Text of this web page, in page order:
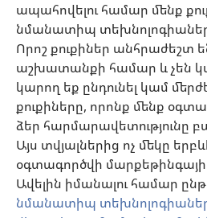
ապահովելու համար մենք
նմանատիպ տեխնոլոգիաներ
Որոշ քուքիներ անհրաժեշտ
աշխատանքի համար և չեն
կարող եք ընդունել կամ
քուքիները, որոնք մենք
ձեր հարմարավետությունը
Այս տվյալներից ոչ մեկը
օգտագործվի
Ավելին իմանալու համար
նմանատիպ
Նվիրատվություններ
(բացվում
է
նոր
պատուհան)
Դիտարանի ՕՆԼԱՅՆ
(բացվում
է
նոր
պատուհան)
JW Hub
(բացվում
է
նոր
պատուհան)
JW Library® հավելված
Watchtower Library